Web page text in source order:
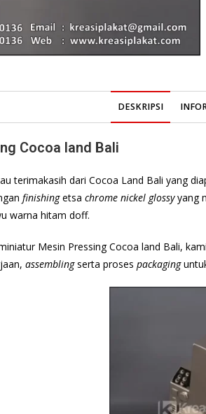
DESKRIPSI
Cocoa land Bali
terimakasih dari Cocoa Land Bali yang
finishingetsa chrome nickel glossyyang
warna hitam doff.
Mesin Pressing Cocoa land Bali,
assemblingserta proses packaging